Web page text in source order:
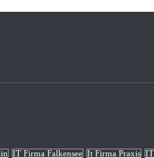
IT Firma Falkensee It Firma Praxis